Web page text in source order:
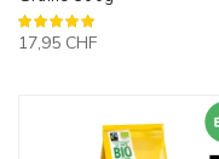
100%
17,95 CHF